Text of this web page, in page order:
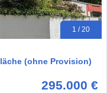
1 / 20
(ohne Provision)
295.000 €